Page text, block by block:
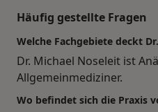
Häufig gestellte Fragen
Welche Fachgebiete deckt
Dr. Michael Noseleit ist
Allgemeinmediziner.
Wo befindet sich die Praxis